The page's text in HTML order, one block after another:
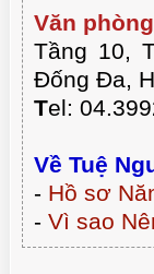
Văn
Tầng 10,
Đống Đa,
Tel:
Về Tuệ
- Hồ sơ
- Vì sao